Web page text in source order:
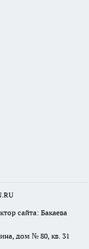
сайта: Бакаева
дом № 80, кв. 31